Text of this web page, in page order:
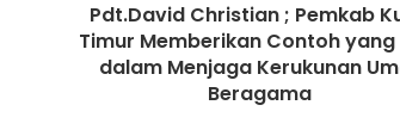
Pdt.David Christian ; Pemkab
Timur Memberikan Contoh yang
dalam Menjaga Kerukunan
Beragama